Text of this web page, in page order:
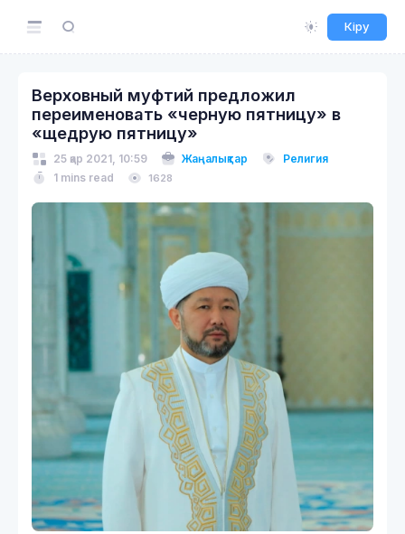
Кіру
Верховный муфтий предложил
переименовать «черную пятницу» в
«щедрую пятницу»
25 қар 2021, 10:59 Жаңалықтар
Религия
1 mins read
1628